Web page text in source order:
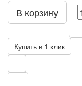
В корзину
Купить в 1 клик